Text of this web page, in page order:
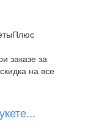
заказе за
на все